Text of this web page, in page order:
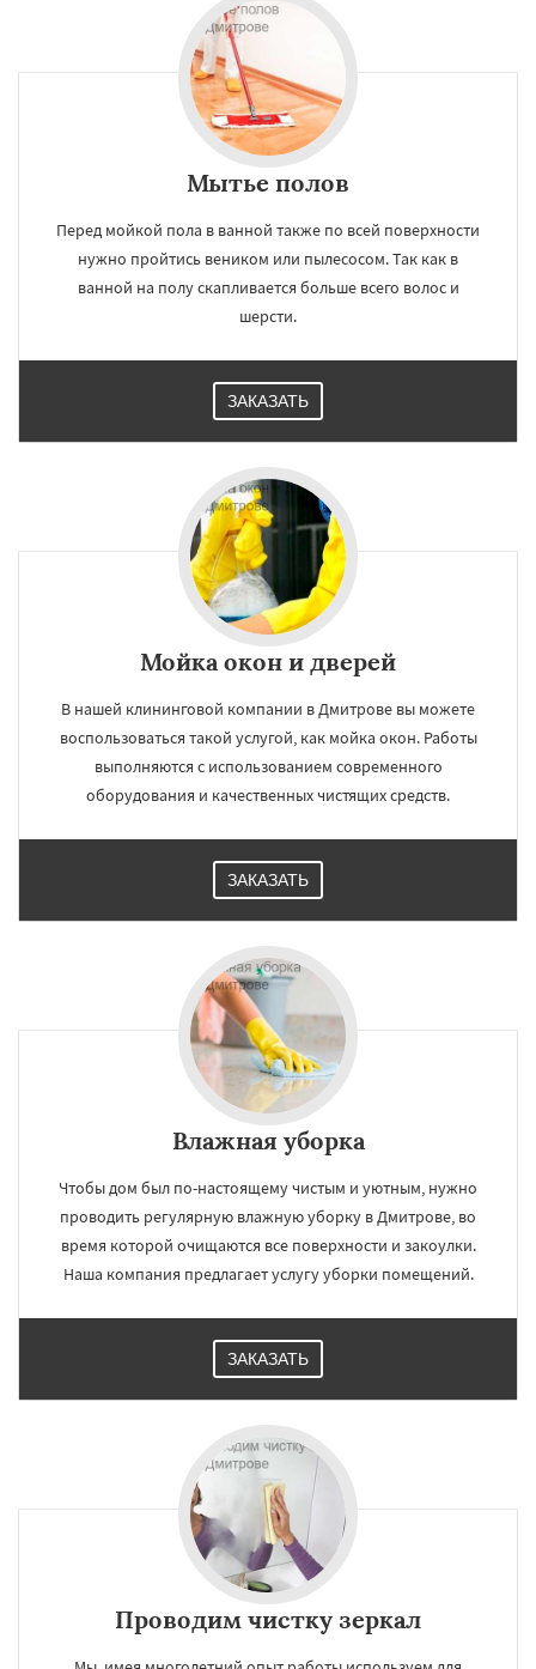
Можайск
Ногинск Одинцово
Орехово-Зуево
Пересвет Подольск
Пущино
Мытье полов
Перед мойкой пола в ванной также по всей поверхности
нужно пройтись веником или пылесосом. Так как в
ванной на полу скапливается больше всего волос и
шерсти.
ЗАКАЗАТЬ
Мойка окон и дверей
В нашей клининговой компании в Дмитрове вы можете
воспользоваться такой услугой, как мойка окон. Работы
выполняются с использованием современного
оборудования и качественных чистящих средств.
ЗАКАЗАТЬ
Влажная уборка
Чтобы дом был по-настоящему чистым и уютным, нужно
проводить регулярную влажную уборку в Дмитрове, во
время которой очищаются все поверхности и закоулки.
Наша компания предлагает услугу уборки помещений.
ЗАКАЗАТЬ
Проводим чистку зеркал